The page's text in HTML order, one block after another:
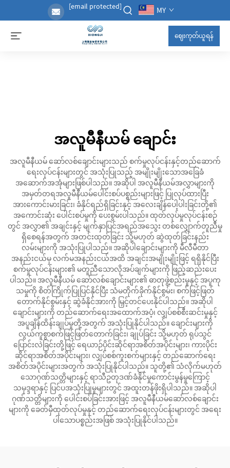
[email protected] MY
ဈေးကုတ်ယူရန်
အလူမီနီယမ် ချောင်း
အလူမီနီယမ် ဆော်လစ်ချောင်းများသည် စက်မှုလုပ်ငန်းနှင့်တည်ဆောက်
ရေးလုပ်ငန်းများတွင် အသုံးပြုသည့် အမျိုးမျိုးသောအခြေခံ
အဆောက်အအုံများဖြစ်ပါသည်။ အဆိုပါ အလူမီနီယမ်အလွှာများကို
အမှတ်တရအလူမီနီယမ်ပေါင်းစပ်ပစ္စည်းများဖြင့် ပြုလုပ်ထားပြီး
အားကောင်းမားခြင်း၊ ခံနိုင်ရည်ရှိခြင်းနှင့် အလေးချိန်ပေါ့ပါးခြင်းတို့၏
အကောင်းဆုံး ပေါင်းစပ်မှုကို ပေးစွမ်းပါသည်။ ထုတ်လုပ်မှုလုပ်ငန်းစဉ်
တွင် အလွှာ၏ အချင်းနှင့် မျက်နှာပြင်အရည်အသွေး တစ်လျှောက်တူညီမှု
ရှိစေရန်အတွက် အတင်းထုတ်ခြင်း သို့မဟုတ် ဆွဲထုတ်ခြင်းနည်း
လမ်းများကို အသုံးပြုပါသည်။ အဆိုပါချောင်းများကို မီလီမီတာ
အနည်းငယ်မှ လက်မအနည်းငယ်အထိ အချင်းအမျိုးမျိုးဖြင့် ရရှိနိုင်ပြီး
စက်မှုလုပ်ငန်းများ၏ မတူညီသောလိုအပ်ချက်များကို ဖြည့်ဆည်းပေး
ပါသည်။ အလူမီနီယမ် ဆော်လစ်ချောင်းများ၏ ဓာတုဖွဲ့စည်းမှုနှင့် အပူကု
သမှုကို စိတ်ကြိုက်ပြုပြင်နိုင်ပြီး သံမတိုက်ခိုက်နိုင်စွမ်း၊ စက်ဖြင့်ဖြတ်
တောက်နိုင်စွမ်းနှင့် ဆွဲခံနိုင်အားကို မြှင့်တင်ပေးနိုင်ပါသည်။ အဆိုပါ
ချောင်းများကို တည်ဆောက်ရေးအထောက်အပံ့၊ လျှပ်စစ်စီးဆင်းမှုနှင့်
အပူချိန်ထိန်းချုပ်မှုတို့အတွက် အသုံးပြုနိုင်ပါသည်။ ချောင်းများကို
လွယ်ကူစွာစက်ဖြင့်ဖြတ်တောက်ခြင်း၊ ချုပ်ခြင်း သို့မဟုတ် ရုပ်သွင်
ပြောင်းလဲခြင်းတို့ဖြင့် ရေယာဉ်ပိုင်းဆိုင်ရာအစိတ်အပိုင်းများ၊ ကားပိုင်း
ဆိုင်ရာအစိတ်အပိုင်းများ၊ လျှပ်စစ်ကူးစက်များနှင့် တည်ဆောက်ရေး
အစိတ်အပိုင်းများအတွက် အသုံးပြုနိုင်ပါသည်။ သူတို့၏ သံလိုက်မဟုတ်
သောဂုဏ်သတ္တိများနှင့် ရာသီဥတုဒဏ်ခံနိုင်မှုကောင်းမွန်မှုကြောင့်
သမုဒ္ဒရာနှင့် ပြင်ပအသုံးပြုမှုများတွင် အထူးတန်ဖိုးရှိပါသည်။ အဆိုပါ
ဂုဏ်သတ္တိများကို ပေါင်းစပ်ခြင်းအားဖြင့် အလူမီနီယမ်ဆော်လစ်ချောင်း
များကို ခေတ်မှီထုတ်လုပ်မှုနှင့် တည်ဆောက်ရေးလုပ်ငန်းများတွင် အရေး
ပါသောပစ္စည်းအဖြစ် အသုံးပြုနိုင်ပါသည်။